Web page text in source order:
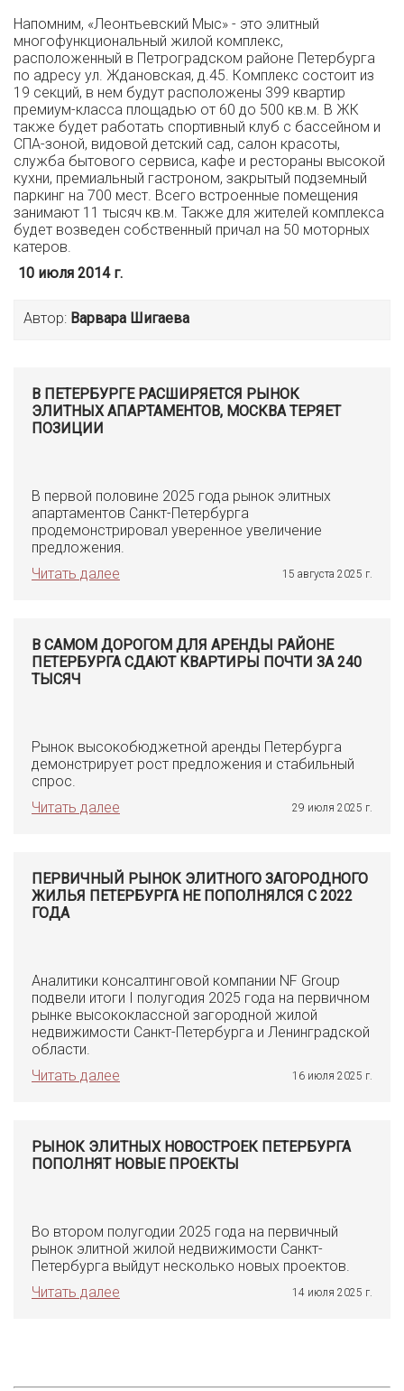
Напомним, «Леонтьевский Мыс» - это элитный
многофункциональный жилой комплекс,
расположенный в Петроградском районе Петербурга
по адресу ул. Ждановская, д.45. Комплекс состоит из
19 секций, в нем будут расположены 399 квартир
премиум-класса площадью от 60 до 500 кв.м. В ЖК
также будет работать спортивный клуб с бассейном и
СПА-зоной, видовой детский сад, салон красоты,
служба бытового сервиса, кафе и рестораны высокой
кухни, премиальный гастроном, закрытый подземный
паркинг на 700 мест. Всего встроенные помещения
занимают 11 тысяч кв.м. Также для жителей комплекса
будет возведен собственный причал на 50 моторных
катеров.
10 июля 2014 г.
Автор: Варвара Шигаева
В ПЕТЕРБУРГЕ РАСШИРЯЕТСЯ РЫНОК
ЭЛИТНЫХ АПАРТАМЕНТОВ, МОСКВА ТЕРЯЕТ
ПОЗИЦИИ
В первой половине 2025 года рынок элитных
апартаментов Санкт-Петербурга
продемонстрировал уверенное увеличение
предложения.
Читать далее
15 августа 2025 г.
В САМОМ ДОРОГОМ ДЛЯ АРЕНДЫ РАЙОНЕ
ПЕТЕРБУРГА СДАЮТ КВАРТИРЫ ПОЧТИ ЗА 240
ТЫСЯЧ
Рынок высокобюджетной аренды Петербурга
демонстрирует рост предложения и стабильный
спрос.
Читать далее
29 июля 2025 г.
ПЕРВИЧНЫЙ РЫНОК ЭЛИТНОГО ЗАГОРОДНОГО
ЖИЛЬЯ ПЕТЕРБУРГА НЕ ПОПОЛНЯЛСЯ С 2022
ГОДА
Аналитики консалтинговой компании NF Group
подвели итоги I полугодия 2025 года на первичном
рынке высококлассной загородной жилой
недвижимости Санкт-Петербурга и Ленинградской
области.
Читать далее
16 июля 2025 г.
РЫНОК ЭЛИТНЫХ НОВОСТРОЕК ПЕТЕРБУРГА
ПОПОЛНЯТ НОВЫЕ ПРОЕКТЫ
Во втором полугодии 2025 года на первичный
рынок элитной жилой недвижимости Санкт-
Петербурга выйдут несколько новых проектов.
Читать далее
14 июля 2025 г.